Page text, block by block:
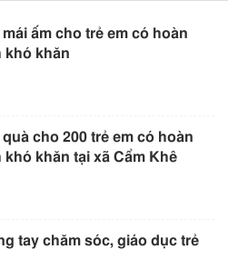
mái ấm cho trẻ em có hoàn
khó khăn
quà cho 200 trẻ em có hoàn
khó khăn tại xã Cẩm Khê
tay chăm sóc, giáo dục trẻ